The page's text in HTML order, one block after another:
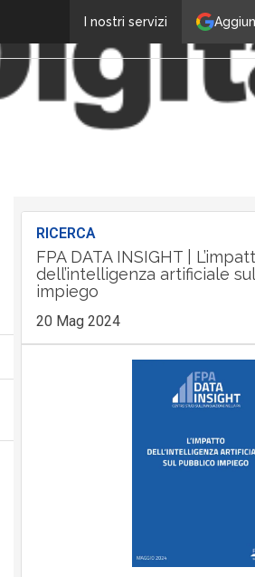
I nostri servizi
RICERCA
FPA DATA INSIGHT |
dell’intelligenza artificiale
impiego
20 Mag 2024